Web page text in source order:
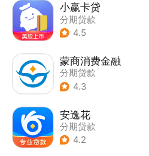
小赢卡贷
分期贷款
4.5
蒙商消费金融
分期贷款
4.3
安逸花
分期贷款
4.2